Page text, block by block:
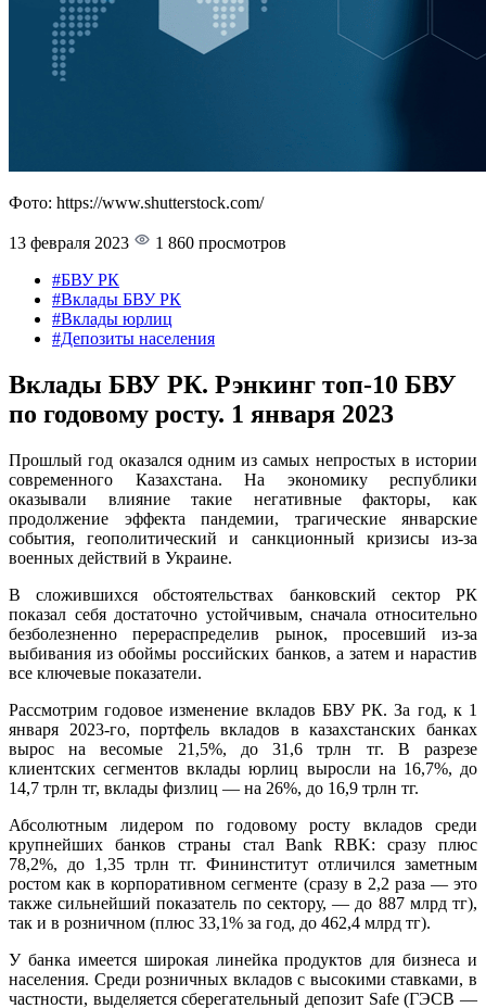
Фото: https://www.shutterstock.com/
13 февраля 2023
1 860 просмотров
#БВУ РК
#Вклады БВУ РК
#Вклады юрлиц
#Депозиты населения
Вклады БВУ РК. Рэнкинг топ-10 БВУ
по годовому росту. 1 января 2023
Прошлый год оказался одним из самых непростых в истории
современного Казахстана. На экономику республики
оказывали влияние такие негативные факторы, как
продолжение эффекта пандемии, трагические январские
события, геополитический и санкционный кризисы из-за
военных действий в Украине.
В сложившихся обстоятельствах банковский сектор РК
показал себя достаточно устойчивым, сначала относительно
безболезненно перераспределив рынок, просевший из-за
выбивания из обоймы российских банков, а затем и нарастив
все ключевые показатели.
Рассмотрим годовое изменение вкладов БВУ РК. За год, к 1
января 2023-го, портфель вкладов в казахстанских банках
вырос на весомые 21,5%, до 31,6 трлн тг. В разрезе
клиентских сегментов вклады юрлиц выросли на 16,7%, до
14,7 трлн тг, вклады физлиц — на 26%, до 16,9 трлн тг.
Абсолютным лидером по годовому росту вкладов среди
крупнейших банков страны стал Bank RBK: сразу плюс
78,2%, до 1,35 трлн тг. Фининститут отличился заметным
ростом как в корпоративном сегменте (сразу в 2,2 раза — это
также сильнейший показатель по сектору, — до 887 млрд тг),
так и в розничном (плюс 33,1% за год, до 462,4 млрд тг).
У банка имеется широкая линейка продуктов для бизнеса и
населения. Среди розничных вкладов с высокими ставками, в
частности, выделяется сберегательный депозит Safe (ГЭСВ —